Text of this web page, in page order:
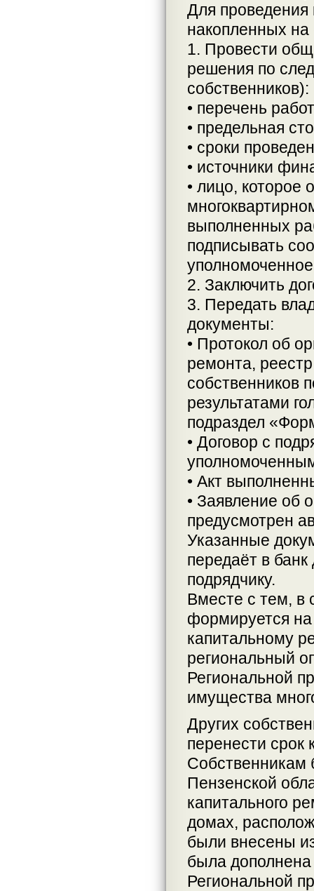
Для проведения
накопленных
1. Провести
решения по
собственников):
• перечень
• предельная
• сроки
• источники
• лицо, которое
выполненных
подписывать
2. Заключить
3. Передать
документы:
• Протокол об
ремонта,
собственников
результатами
подраздел
• Договор с
• Акт
• Заявление об
предусмотрен
Указанные
передаёт в
подрядчику.
Вместе с тем, в
формируется
капитальному
региональный
Региональной
имущества
Других
перенести срок
Собственникам
Пензенской
капитального
домах,
были внесены
была
Региональной